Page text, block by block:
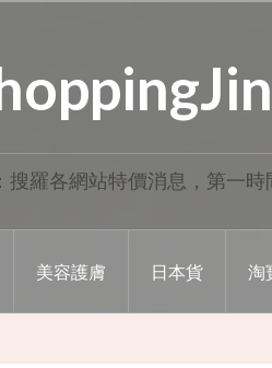
搜羅各網站特價消息，第一時
美容護膚 日本貨 淘